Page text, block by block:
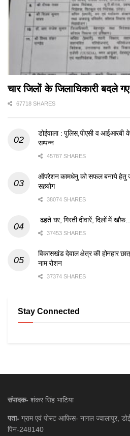
चार जिलों के जिलाधिकारी बदले गए
67718 SHARES
डोईवाला : पुलिस,पीएसी व आईआरबी
सम्पन्न
45787 SHARES
ऑपरेशन कामधेनु को सफल बनाये हेतु
सहयोग
38074 SHARES
ढहते घर, गिरती दीवारें, दिलों में
37453 SHARES
विकासखंड देवाल क्षेत्र की होनहार
नाम रोशन
37374 SHARES
Stay Connected
संपादक- शंकर सिंह भाटिया
पता- ग्राम एवं पोस्ट आफिस- नागल ज्वालापुर,
पिन-248140